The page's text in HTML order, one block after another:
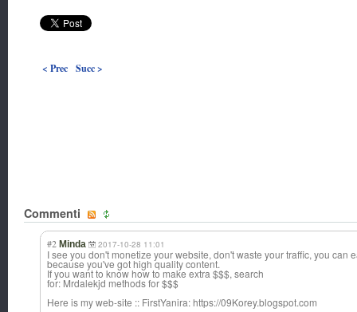
< Prec Succ >
Commenti
#2 Minda 2017-10-28 11:01
I see you don't monetize your website, don't waste your traffic, you can
because you've got high quality content.
If you want to know how to make extra $$$, search
for: Mrdalekjd methods for $$$
Here is my web-site :: FirstYanira: https://09Korey.blogspot.com